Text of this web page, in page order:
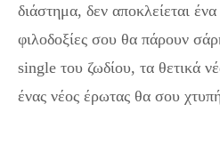
διάστημα, δεν αποκλείεται ένα
φιλοδοξίες σου θα πάρουν
single του ζωδίου, τα θετικά
ένας νέος έρωτας θα σου